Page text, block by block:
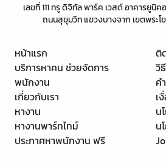
เลขที่ 111 ทรู ดิจิทัล พาร์ค เวสต์ อาคารยูนิ
ถนนสุขุมวิท แขวงบางจาก เขตพระโ
หน้าแรก
บริการหาคน ช่วยจัดการ
พนักงาน
เกี่ยวกับเรา
หางาน
หางานพาร์ทไทม์
ประกาศหาพนักงาน ฟรี
ติ
วิ
ค
เ
น
น